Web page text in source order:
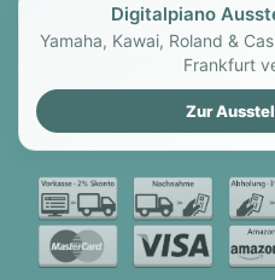
Digitalpiano
Yamaha, Kawai, Roland &
Frankfurt
Zur